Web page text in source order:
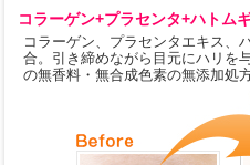
コラーゲン+プラセンタ+ハトム
コラーゲン、プラセンタエキス、
合。引き締めながら目元にハリを
の無香料・無合成色素の無添加処方